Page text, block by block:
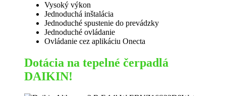
Vysoký výkon
Jednoduchá inštalácia
Jednoduché spustenie do prevádzky
Jednoduché ovládanie
Ovládanie cez aplikáciu Onecta
Dotácia na tepelné čerpadlá
DAIKIN!